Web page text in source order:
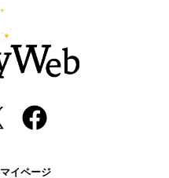
マイページ